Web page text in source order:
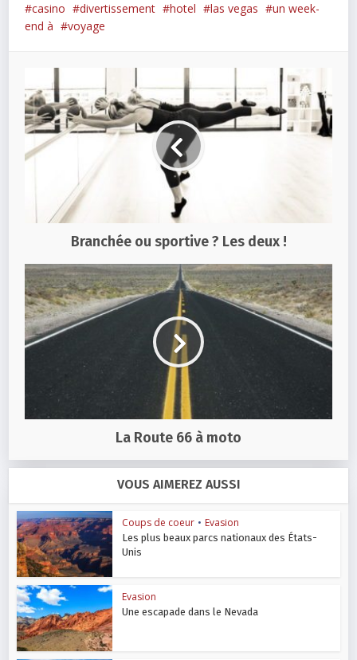
casino divertissement hotel las vegas
un week-
end à
voyage
Branchée ou sportive ? Les deux !
La Route 66 à moto
VOUS AIMEREZ AUSSI
Coups de coeur • Evasion
Les plus beaux parcs nationaux des États-
Unis
Evasion
Une escapade dans le Nevada